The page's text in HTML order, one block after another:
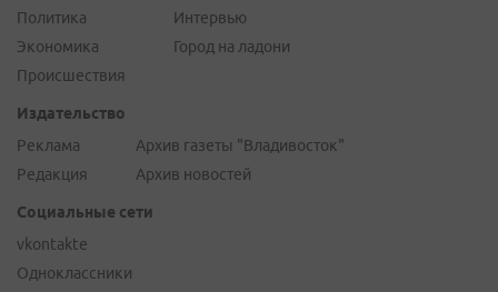
Политика
Экономика
Происшествия
Интервью
Город на ладони
Издательство
Реклама
Редакция
Архив газеты "Владивосток"
Архив новостей
Социальные сети
vkontakte
Одноклассники